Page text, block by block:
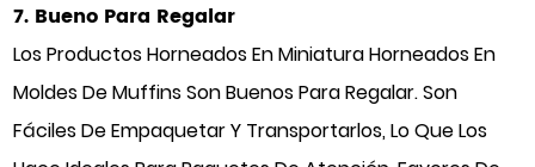
7. Bueno Para Regalar
Los Productos Horneados En Miniatura Horneados En
Moldes De Muffins Son Buenos Para Regalar. Son
Fáciles De Empaquetar Y Transportarlos, Lo Que Los